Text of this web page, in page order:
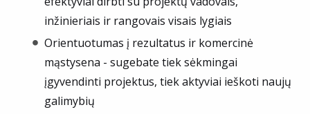
inžinieriais ir rangovais visais lygiais
Orientuotumas į rezultatus ir komercinė
mąstysena - sugebate tiek sėkmingai
įgyvendinti projektus, tiek aktyviai ieškoti naujų
galimybių